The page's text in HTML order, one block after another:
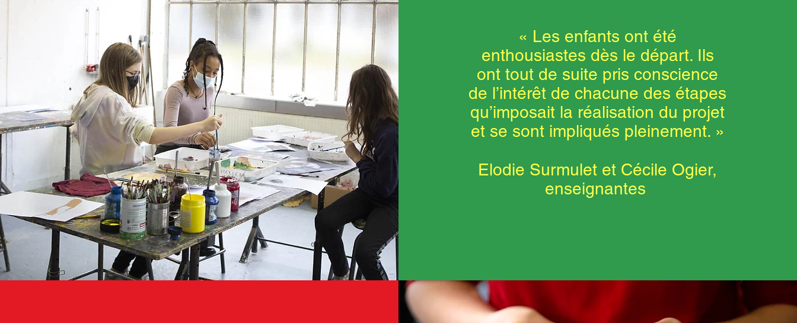
« Les enfants ont été
enthousiastes dès le départ. Ils
ont tout de suite pris conscience
de l’intérêt de chacune des étapes
qu’imposait la réalisation du projet
et se sont impliqués pleinement. »
Elodie Surmulet et Cécile Ogier,
enseignantes